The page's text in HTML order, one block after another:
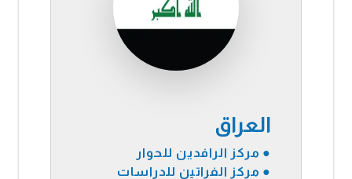
العراق
● مركز الرافدين للحوار
● مركز الفراتين للدراسات